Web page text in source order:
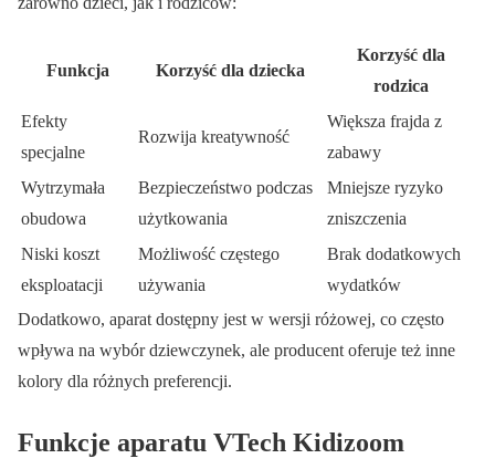
Funkcja Korzyść dla dziecka
Korzyść dla
rodzica
Efekty
specjalne
Rozwija kreatywność
Większa frajda z
zabawy
Wytrzymała
obudowa
Bezpieczeństwo podczas
użytkowania
Mniejsze ryzyko
zniszczenia
Niski koszt
eksploatacji
Możliwość częstego
używania
Brak dodatkowych
wydatków
Dodatkowo, aparat dostępny jest w wersji różowej, co często
wpływa na wybór dziewczynek, ale producent oferuje też inne
kolory dla różnych preferencji.
Funkcje aparatu VTech Kidizoom